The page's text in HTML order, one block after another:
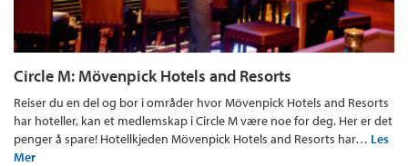
Circle M: Mövenpick Hotels and Resorts
Reiser du en del og bor i områder hvor Mövenpick Hotels and Resorts
har hoteller, kan et medlemskap i Circle M være noe for deg. Her er det
penger å spare! Hotellkjeden Mövenpick Hotels and Resorts har… Les
Mer